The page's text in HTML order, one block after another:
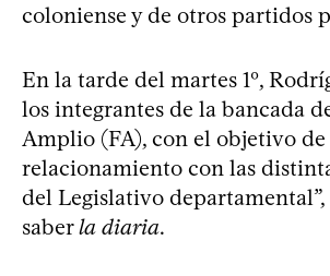
coloniense y de otros partidos
En la tarde del martes 1º,
los integrantes de la bancada
Amplio (FA), con el objetivo de
relacionamiento con las
del Legislativo
saberla diaria.